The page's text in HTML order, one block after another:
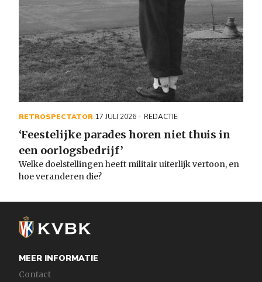
RETROSPECTATOR 17 JULI 2026 REDACTIE
‘Feestelijke parades horen niet thuis in
een oorlogsbedrijf’
Welke doelstellingen heeft militair uiterlijk vertoon, en
hoe veranderen die?
MEER INFORMATIE
Contact